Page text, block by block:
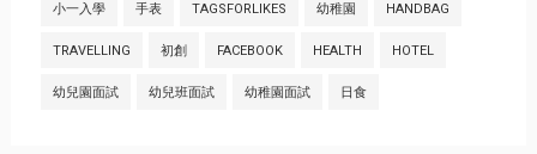
小一入學 手表 TAGSFORLIKES 幼稚園 HANDBAG
TRAVELLING 初創 FACEBOOK HEALTH HOTEL
幼兒園面試 幼兒班面試 幼稚園面試 日食